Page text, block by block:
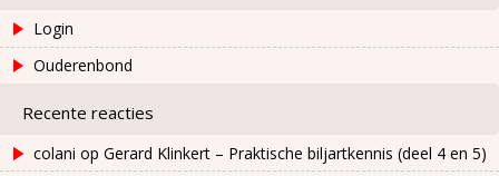
Login
Ouderenbond
Recente reacties
colani op Gerard Klinkert – Praktische biljartkennis (deel 4 en 5)